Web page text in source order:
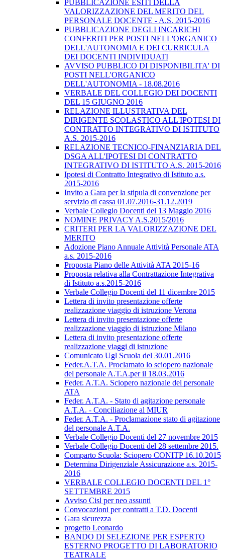
PUBBLICAZIONE ESITI DELLA
VALORIZZAZIONE DEL MERITO DEL
PERSONALE DOCENTE - A.S. 2015-2016
PUBBLICAZIONE DEGLI INCARICHI
CONFERITI PER POSTI NELL'ORGANICO
DELL'AUTONOMIA E DEI CURRICULA
DEI DOCENTI INDIVIDUATI
AVVISO PUBBLICO DI DISPONIBILITA' DI
POSTI NELL'ORGANICO
DELL'AUTONOMIA - 18.08.2016
VERBALE DEL COLLEGIO DEI DOCENTI
DEL 15 GIUGNO 2016
RELAZIONE ILLUSTRATIVA DEL
DIRIGENTE SCOLASTICO ALL'IPOTESI DI
CONTRATTO INTEGRATIVO DI ISTITUTO
A.S. 2015-2016
RELAZIONE TECNICO-FINANZIARIA DEL
DSGA ALL'IPOTESI DI CONTRATTO
INTEGRATIVO DI ISTITUTO A.S. 2015-2016
Ipotesi di Contratto Integrativo di Istituto a.s.
2015-2016
Invito a Gara per la stipula di convenzione per
servizio di cassa 01.07.2016-31.12.2019
Verbale Collegio Docenti del 13 Maggio 2016
NOMINE PRIVACY A.S.2015/2016
CRITERI PER LA VALORIZZAZIONE DEL
MERITO
Adozione Piano Annuale Attività Personale ATA
a.s. 2015-2016
Proposta Piano delle Attività ATA 2015-16
Proposta relativa alla Contrattazione Integrativa
di Istituto a.s.2015-2016
Verbale Collegio Docenti del 11 dicembre 2015
Lettera di invito presentazione offerte
realizzazione viaggio di istruzione Verona
Lettera di invito presentazione offerte
realizzazione viaggio di istruzione Milano
Lettera di invito presentazione offerte
realizzazione viaggi di istruzione
Comunicato Ugl Scuola del 30.01.2016
Feder.A.T.A. Proclamato lo sciopero nazionale
del personale A.T.A.per il 18.03.2016
Feder. A.T.A. Sciopero nazionale del personale
ATA
Feder. A.T.A. - Stato di agitazione personale
A.T.A. - Conciliazione al MIUR
Feder. A.T.A. - Proclamazione stato di agitazione
del personale A.T.A.
Verbale Collegio Docenti del 27 novembre 2015
Verbale Collegio Docenti del 28 settembre 2015.
Comparto Scuola: Sciopero CONITP 16.10.2015
Determina Dirigenziale Assicurazione a.s. 2015-
2016
VERBALE COLLEGIO DOCENTI DEL 1°
SETTEMBRE 2015
Avviso Cisl per neo assunti
Convocazioni per contratti a T.D. Docenti
Gara sicurezza
progetto Leonardo
BANDO DI SELEZIONE PER ESPERTO
ESTERNO PROGETTO DI LABORATORIO
TEATRALE